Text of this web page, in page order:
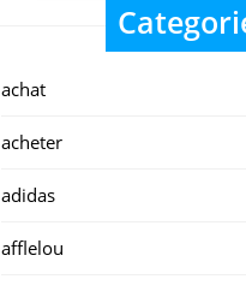
achat
acheter
adidas
afflelou